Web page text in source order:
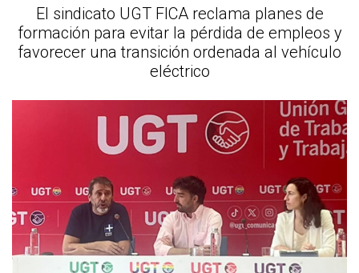
El sindicato UGT FICA reclama planes de
formación para evitar la pérdida de empleos y
favorecer una transición ordenada al vehículo
eléctrico